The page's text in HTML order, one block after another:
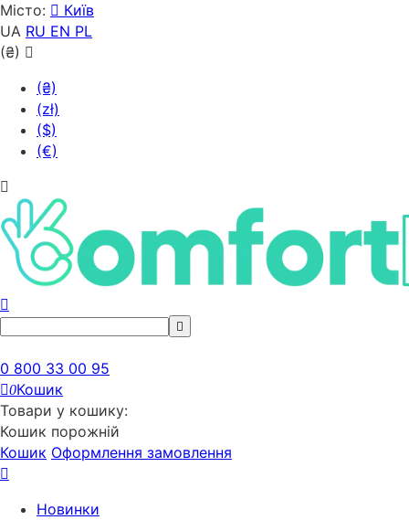
Місто:
Київ
UA RU EN PL
(₴)
(₴)
(zł)
($)
(€)
0 800 33 00 95
0Кошик
Товари у кошику:
Кошик порожній
Кошик Оформлення замовлення
Новинки